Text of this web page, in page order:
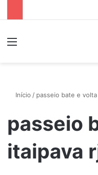
Início / passeio bate e
passeio
itaipava